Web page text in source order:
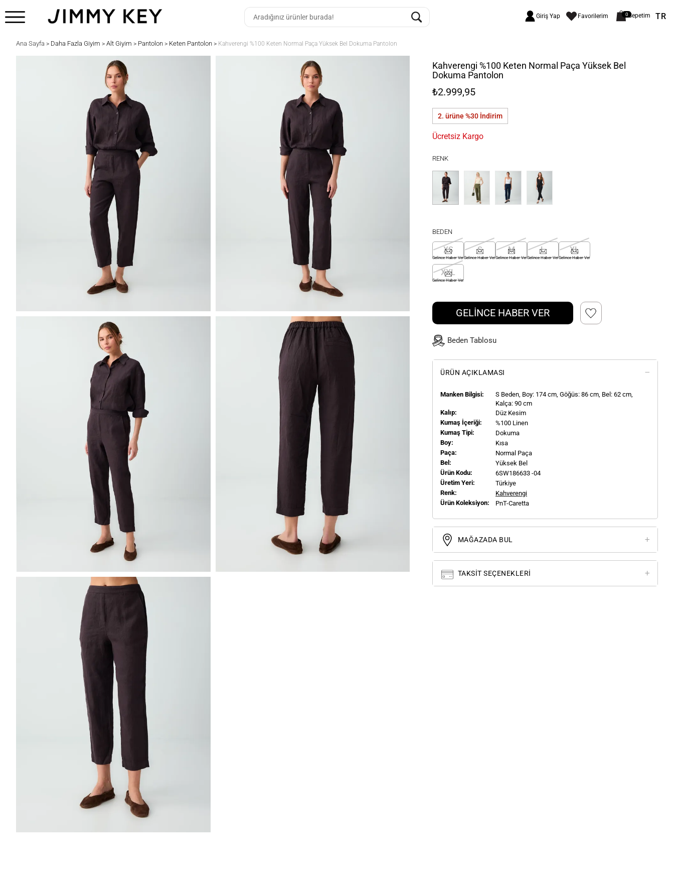
Giriş Yap Favorilerim 0Sepetim TR
Ana Sayfa > Daha Fazla Giyim > Alt Giyim > Pantolon > Keten Pantolon > Kahverengi %100 Keten Normal Paça Yüksek Bel Dokuma Pantolon
Kahverengi %100 Keten Normal Paça Yüksek Bel
Dokuma Pantolon
₺2.999,95
2. ürüne %30 İndirim
Ücretsiz Kargo
RENK
BEDEN
XS
Gelince Haber Ver
S
Gelince Haber Ver
M
Gelince Haber Ver
L
Gelince Haber Ver
XL
Gelince Haber Ver
XXL
Gelince Haber Ver
GELİNCE HABER VER
Beden Tablosu
ÜRÜN AÇIKLAMASI
Manken Bilgisi: S Beden, Boy: 174 cm, Göğüs: 86 cm, Bel: 62 cm,
Kalça: 90 cm
Kalıp:
Düz Kesim
Kumaş İçeriği:
%100 Linen
Kumaş Tipi:
Dokuma
Boy:
Kısa
Paça:
Normal Paça
Bel:
Yüksek Bel
Ürün Kodu:
6SW186633 -04
Üretim Yeri:
Türkiye
Renk:
Kahverengi
Ürün Koleksiyon:
PnT-Caretta
MAĞAZADA BUL
TAKSIT SEÇENEKLERI